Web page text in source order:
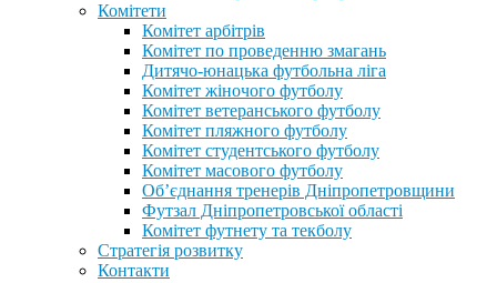
Комітети
Комітет арбітрів
Комітет по проведенню змагань
Дитячо-юнацька футбольна ліга
Комітет жіночого футболу
Комітет ветеранського футболу
Комітет пляжного футболу
Комітет студентського футболу
Комітет масового футболу
Обʼєднання тренерів Дніпропетровщини
Футзал Дніпропетровської області
Комітет футнету та текболу
Стратегія розвитку
Контакти